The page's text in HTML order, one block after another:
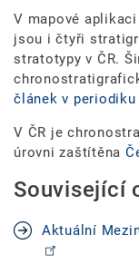
V mapové
jsou i čtyři
stratotypy v ČR.
článek v periodiku
V ČR je
úrovni zaštítěna
Související
Aktuální